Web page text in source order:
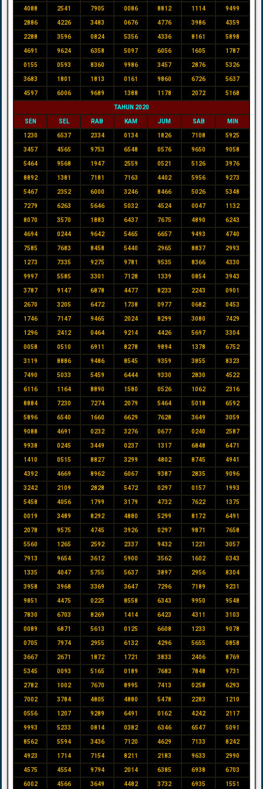
4088 2541 7905 0086 8812 1114 9499
2886 4226 3483 0676 4776 3986 4359
2288 3596 0824 5356 4336 8161 5898
4691 9624 6358 5097 6056 1605 1787
0155 0593 8360 9986 3457 2876 5326
3683 1801 1813 0161 9860 6726 5637
4597 6006 9689 1388 1178 2072 5168
TAHUN 2020
SEN SEL RAB KAM JUM SAB MIN
1230 6537 2334 0134 1826 7108 5925
3457 4565 9753 6548 0576 9650 9058
5464 9568 1947 2559 0521 5126 3976
8892 1381 7181 7163 4402 5956 9273
5467 2352 6000 3246 8466 5026 5348
7279 6263 5646 5032 4524 0047 1132
8070 3570 1883 6437 7675 4890 6243
4694 0244 9642 5465 6657 9493 4740
7585 7683 8458 5440 2965 8837 2993
1273 7335 9275 9781 9535 8366 4330
9997 5585 3301 7128 1339 0854 3943
3787 9147 6878 4477 8233 2243 0901
2670 3205 6472 1738 0977 0682 0453
1746 7147 9465 2024 8299 3080 7429
1296 2412 0464 9214 4426 5697 3304
0058 0510 6911 8278 9894 1378 6752
3119 8886 9486 8545 9359 3855 8323
7490 5033 5459 6444 9330 2830 4522
6116 1164 8890 1580 0526 1062 2316
8884 7230 7274 2079 5464 5018 6592
5896 6540 1660 6629 7628 3649 3059
9088 4691 0232 3276 0677 0240 2587
9938 0245 3449 0237 1317 6848 6471
1410 0515 8827 3299 4802 8745 4941
4392 4669 8962 6067 9387 2835 9096
3242 2109 2828 5472 0297 0157 1993
5458 4056 1799 3179 4732 7622 1375
0019 3489 8292 4880 5299 8172 6491
2078 9575 4745 3926 0297 9871 7658
5560 1265 2592 2337 9432 1221 3057
7913 9654 3612 5900 3562 1602 0343
1335 4047 5755 5637 3897 2956 8304
3958 3968 3369 3647 7296 7189 9231
9851 4475 0225 8558 6343 9950 9548
7830 6703 8269 1414 6423 4311 3103
0089 6871 5613 0125 6608 1233 9078
0705 7974 2955 6132 4296 5655 0858
3667 2671 1872 1721 3833 2406 8769
5345 0093 5165 0189 7683 7848 9731
2782 1002 7670 8995 7413 0258 6293
7002 3784 4805 4880 5478 2283 1210
0556 1207 9289 6491 0162 4242 2117
9993 5233 0814 0382 6346 6547 5091
8562 5594 3436 7120 4629 7133 8242
4923 1714 7154 8211 2183 9633 2990
4575 4554 9794 2014 6385 6938 6703
6002 4566 3649 4482 3732 6935 1551